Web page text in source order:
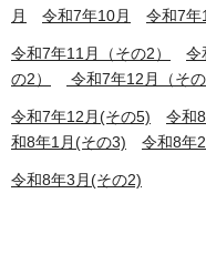
月
令和7年10月 令和7年
令和7年11月（その2） 令
の2）
令和7年12月（そ
令和7年12月(その5) 令和
和8年1月(その3)
令和8年
令和8年3月(その2)